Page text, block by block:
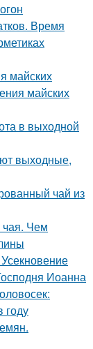
Время
майских
майских
в выходной
выходные,
чай из
чая. Чем
Иоанна
году